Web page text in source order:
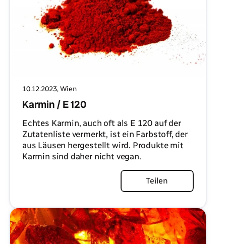
10.12.2023, Wien
Karmin / E 120
Echtes Karmin, auch oft als E 120 auf der
Zutatenliste vermerkt, ist ein Farbstoff, der
aus Läusen hergestellt wird. Produkte mit
Karmin sind daher nicht vegan.
Teilen